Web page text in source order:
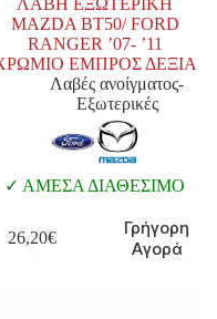
ΛΑΒΗ ΕΞΩΤΕΡΙΚΗ
MAZDA BT50/ FORD
RANGER ’07- ’11
ΕΜΠΡΟΣ ΔΕΞΙΑ
Λαβές ανοίγματος-
Εξωτερικές
ΑΜΕΣΑ ΔΙΑΘΕΣΙΜΟ
26,20€
Γρήγορη
Αγορά